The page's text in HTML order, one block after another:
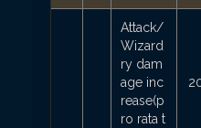
Attack/
Wizard
ry dam
age inc
rease(p
ro rata t